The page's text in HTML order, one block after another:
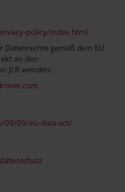
policy/index.html
Datenrechte gemäß dem EU
an den
JLR wenden:
09/09/eu-data-act/